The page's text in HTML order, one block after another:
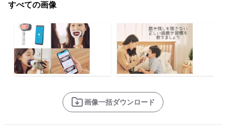
すべての画像
画像一括ダウンロード